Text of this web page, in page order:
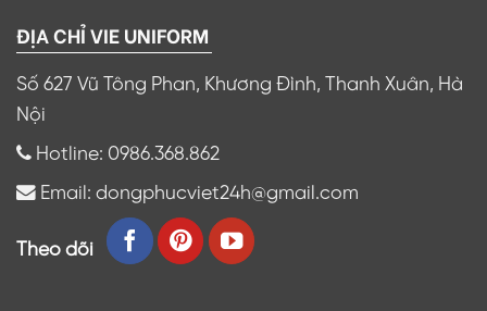
ĐỊA CHỈ VIE UNIFORM
Số 627 Vũ Tông Phan, Khương Đình, Thanh Xuân, Hà
Nội
Hotline: 0986.368.862
Email: dongphucviet24h@gmail.com
Theo dõi